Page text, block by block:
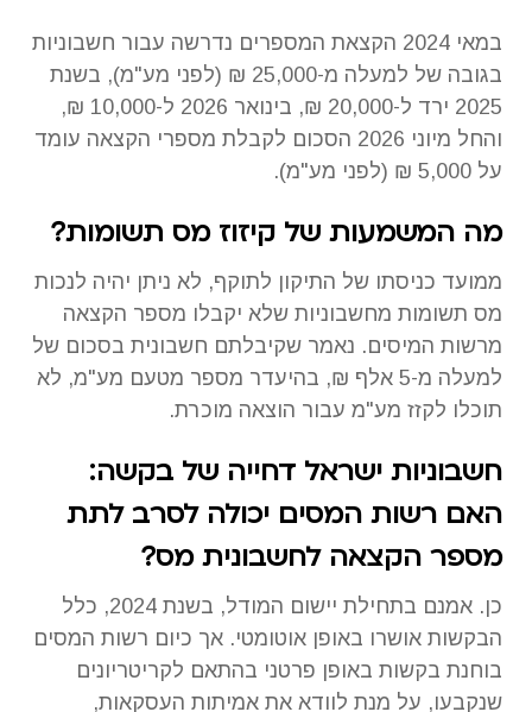
במאי 2024 הקצאת המספרים נדרשה עבור חשבוניות
בגובה של למעלה מ-25,000 ₪ (לפני מע"מ), בשנת
2025 ירד ל-20,000 ₪, בינואר 2026 ל-10,000 ₪,
והחל מיוני 2026 הסכום לקבלת מספרי הקצאה עומד
על 5,000 ₪ (לפני מע"מ).
מה המשמעות של קיזוז מס תשומות?
ממועד כניסתו של התיקון לתוקף, לא ניתן יהיה לנכות
מס תשומות מחשבוניות שלא יקבלו מספר הקצאה
מרשות המיסים. נאמר שקיבלתם חשבונית בסכום של
למעלה מ-5 אלף ₪, בהיעדר מספר מטעם מע"מ, לא
תוכלו לקזז מע"מ עבור הוצאה מוכרת.
חשבוניות ישראל דחייה של בקשה:
האם רשות המסים יכולה לסרב לתת
מספר הקצאה לחשבונית מס?
כן. אמנם בתחילת יישום המודל, בשנת 2024, כלל
הבקשות אושרו באופן אוטומטי. אך כיום רשות המסים
בוחנת בקשות באופן פרטני בהתאם לקריטריונים
שנקבעו, על מנת לוודא את אמיתות העסקאות,